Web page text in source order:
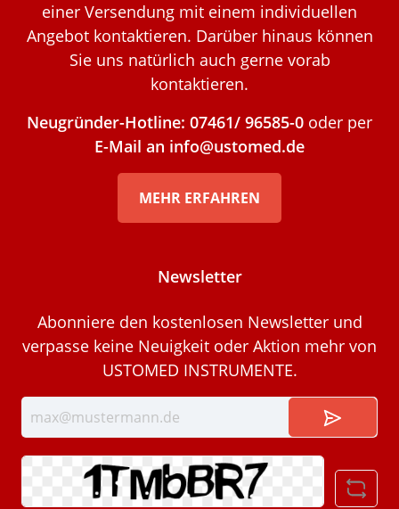
einer Versendung mit einem individuellen
Angebot kontaktieren. Darüber hinaus können
Sie uns natürlich auch gerne vorab
kontaktieren.
Neugründer-Hotline: 07461/ 96585-0 oder per
E-Mail an info@ustomed.de
MEHR ERFAHREN
Newsletter
Abonniere den kostenlosen Newsletter und
verpasse keine Neuigkeit oder Aktion mehr von
USTOMED INSTRUMENTE.